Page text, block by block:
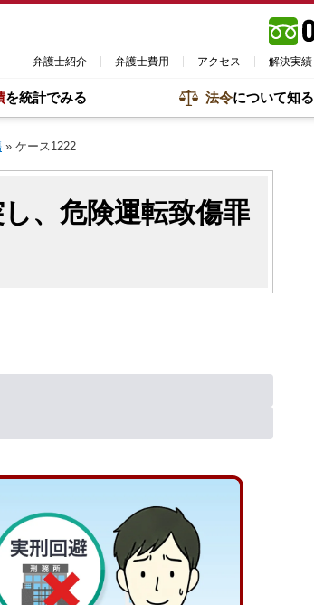
弁護士紹介 弁護士費用 アクセス 解決実績
を統計でみる 法令について知る
» ケース1222
、危険運転致傷罪